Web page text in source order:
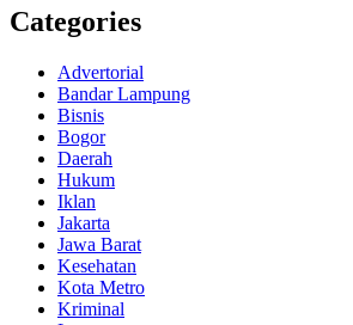
Categories
Advertorial
Bandar Lampung
Bisnis
Bogor
Daerah
Hukum
Iklan
Jakarta
Jawa Barat
Kesehatan
Kota Metro
Kriminal